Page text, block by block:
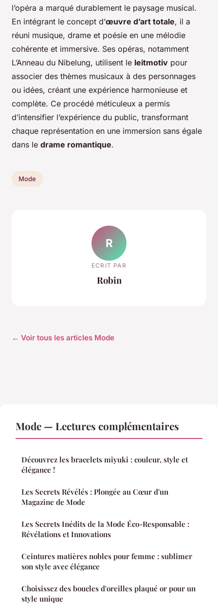
l’opéra a marqué durablement le paysage musical.
En intégrant le concept d’œuvre d’art totale, il a
réuni musique, drame et poésie en une mélodie
cohérente et immersive. Ses opéras, notamment
L’Anneau du Nibelung, utilisent le leitmotiv pour
associer des thèmes musicaux à des personnages
ou idées, créant une expérience harmonieuse et
complète. Ce procédé méticuleux a permis
d’intensifier l’expérience du public, transformant
chaque représentation en une immersion sans égale
dans le drame romantique.
Mode
R
ECRIT PAR
Robin
← Voir tous les articles Mode
Mode — Lectures complémentaires
Découvrez les bracelets miyuki : couleur, style et
élégance !
Les Secrets Révélés : Plongée au Cœur d'un
Magazine de Mode
Les Secrets Inédits de la Mode Éco-Responsable :
Révélations et Innovations
Ceintures matières nobles pour femme : sublimer
son style avec élégance
Choisissez des boucles d'oreilles plaqué or pour un
style unique